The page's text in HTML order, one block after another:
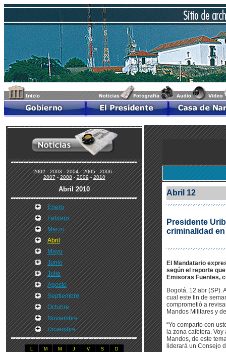
2002-2003-2004-2005-2006-
2007-2008-2009-2010
Abril 2010
Enero
Febrero
Marzo
Abril
Mayo
Junio
Julio
Agosto
Septiembre
Octubre
Noviembre
Diciembre
L M M J V S
D
Abril 12
Presidente
criminalidad
El Mandatario
según el reporte
Emisoras Fuentes,
Bogotá, 12 abr (SP).
cual este fin de
comprometió a
Mandos Militares y
“Yo comparto con
la zona cafetera.
Mandos, de este
liderará un Consejo